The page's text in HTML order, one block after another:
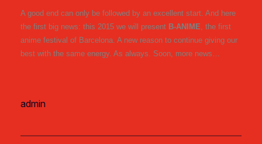
A good end can only be followed by an excellent start. And here
the first big news: this 2015 we will present B-ANIME , the first
anime festival of Barcelona. A new reason to continue giving our
best with the same energy. As always. Soon, more news…
admin